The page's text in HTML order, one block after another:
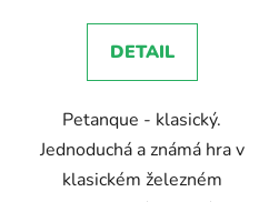
5,0
z
hvězdiček.
DETAIL
Petanque - klasický.
Jednoduchá a známá hra v
klasickém železném